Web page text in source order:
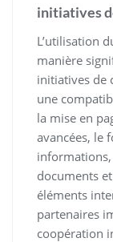
initiatives
L’utilisation
manière
initiatives de
une
la mise en
avancées, le
informations,
documents
éléments
partenaires
coopération